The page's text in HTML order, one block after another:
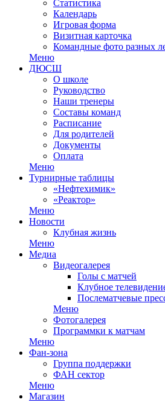
Статистика
Календарь
Игровая форма
Визитная карточка
Командные фото разных
Меню
ДЮСШ
О школе
Руководство
Наши тренеры
Составы команд
Расписание
Для родителей
Документы
Оплата
Меню
Турнирные таблицы
«Нефтехимик»
«Реактор»
Меню
Новости
Клубная жизнь
Меню
Медиа
Видеогалерея
Голы с матчей
Клубное
Послематчевые
Меню
Фотогалерея
Программки к матчам
Меню
Фан-зона
Группа поддержки
ФАН сектор
Меню
Магазин